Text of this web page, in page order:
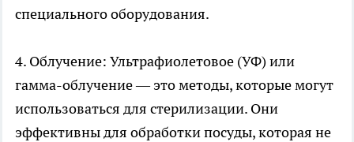
специального оборудования.
4. Облучение: Ультрафиолетовое (УФ) или
гамма-облучение — это методы, которые могут
использоваться для стерилизации. Они
эффективны для обработки посуды, которая не